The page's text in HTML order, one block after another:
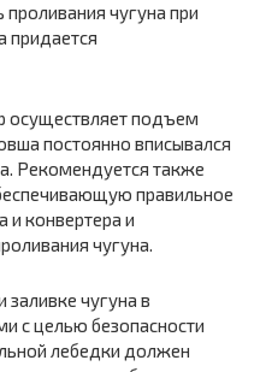
чугуна при
придается
осуществляет подъем
постоянно вписывался
Рекомендуется также
правильное
конвертера и
чугуна.
чугуна в
с целью безопасности
лебедки должен